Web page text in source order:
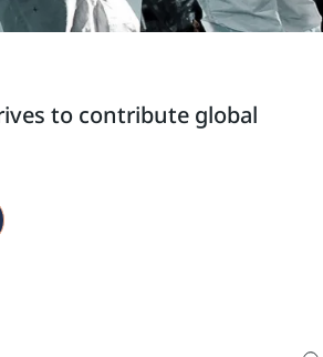
to contribute global